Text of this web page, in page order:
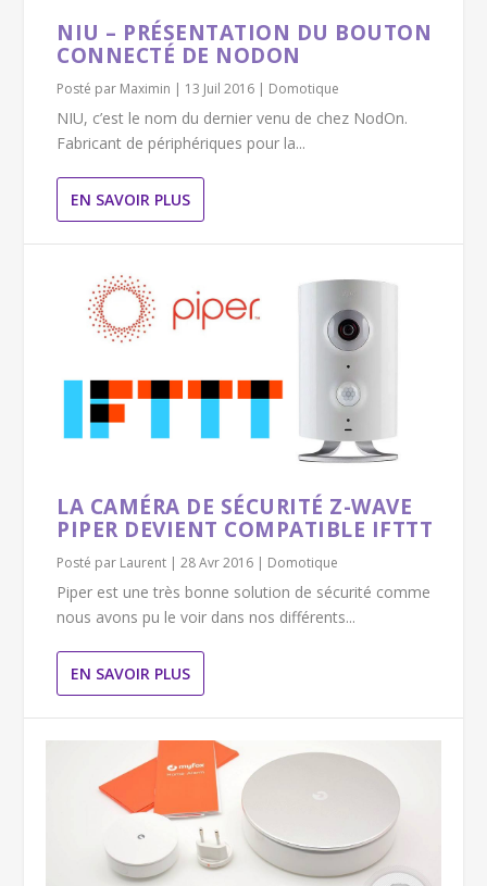
NIU – PRÉSENTATION DU BOUTON
CONNECTÉ DE NODON
Posté par Maximin | 13 Juil 2016 | Domotique
NIU, c’est le nom du dernier venu de chez NodOn.
Fabricant de périphériques pour la...
EN SAVOIR PLUS
LA CAMÉRA DE SÉCURITÉ Z-WAVE
PIPER DEVIENT COMPATIBLE IFTTT
Posté par Laurent |28 Avr 2016 | Domotique
Piper est une très bonne solution de sécurité comme
nous avons pu le voir dans nos différents...
EN SAVOIR PLUS